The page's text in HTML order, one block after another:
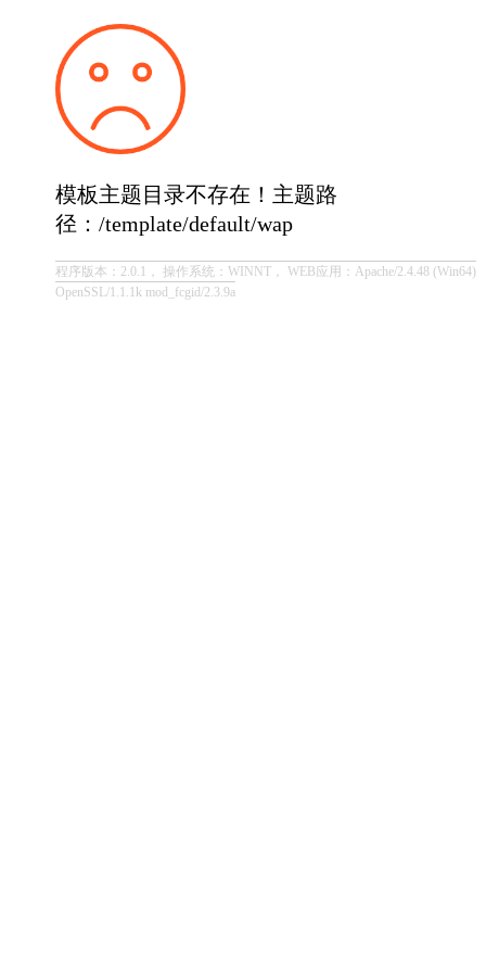
模板主题目录不存在！主题路
径：/template/default/wap
程序版本：2.0.1， 操作系统：WINNT， WEB应用：Apache/2.4.48 (Win64)
OpenSSL/1.1.1k mod_fcgid/2.3.9a